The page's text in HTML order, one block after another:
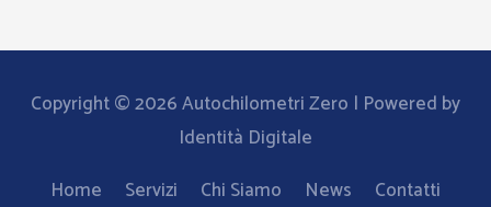
Copyright © 2026Autochilometri Zero | Powered by
Identità Digitale
Home
Servizi Chi Siamo News
Contatti